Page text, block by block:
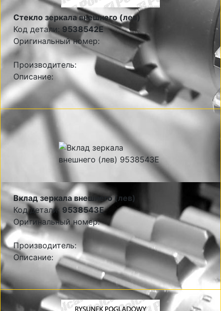
Стекло зеркала внешнего (лев)
Код детали:9538542E
Оригинальный номер:
Производитель:
Описание:
Вклад зеркала внешнего (лев)
Код детали: 9538543E
Оригинальный номер:
Производитель:
Описание: